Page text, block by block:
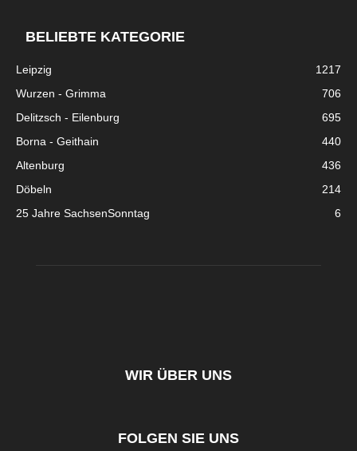
BELIEBTE KATEGORIE
Leipzig
1217
Wurzen - Grimma
706
Delitzsch - Eilenburg
695
Borna - Geithain
440
Altenburg
436
Döbeln
214
25 Jahre SachsenSonntag
6
WIR ÜBER UNS
FOLGEN SIE UNS